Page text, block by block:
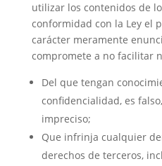
utilizar los contenidos de
conformidad con la Ley el
carácter meramente
compromete a no facilitar
Del que tengan
confidencialidad, es
impreciso;
Que infrinja cualquier
derechos de terceros,